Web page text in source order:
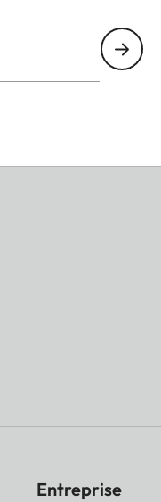
Entreprise